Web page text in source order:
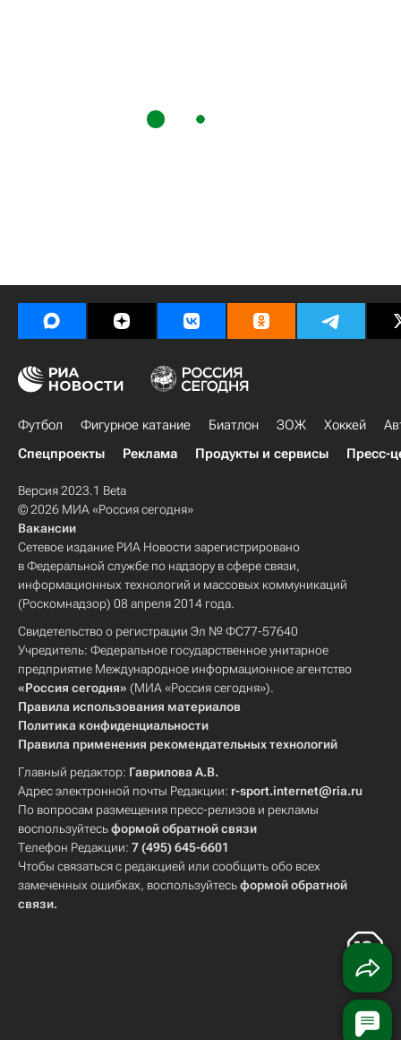
Футбол Фигурное катание Биатлон ЗОЖ Хоккей
Спецпроекты
Реклама Продукты и сервисы Пресс-
Версия 2023.1 Beta
© 2026 МИА «Россия сегодня»
Вакансии
Сетевое издание РИА Новости зарегистрировано
в Федеральной службе по надзору в сфере связи,
информационных технологий и массовых коммуникаций
(Роскомнадзор) 08 апреля 2014 года.
Свидетельство о регистрации Эл № ФС77-57640
Учредитель: Федеральное государственное унитарное
предприятие Международное информационное агентство
«Россия сегодня» (МИА «Россия сегодня»).
Правила использования материалов
Политика конфиденциальности
Правила применения рекомендательных технологий
Главный редактор: Гаврилова А.В.
Адрес электронной почты Редакции: r-sport.internet@ria.ru
По вопросам размещения пресс-релизов и рекламы
воспользуйтесьформой обратной связи
Телефон Редакции: 7 (495) 645-6601
Чтобы связаться с редакцией или сообщить обо всех
замеченных ошибках, воспользуйтесьформой обратной
связи.